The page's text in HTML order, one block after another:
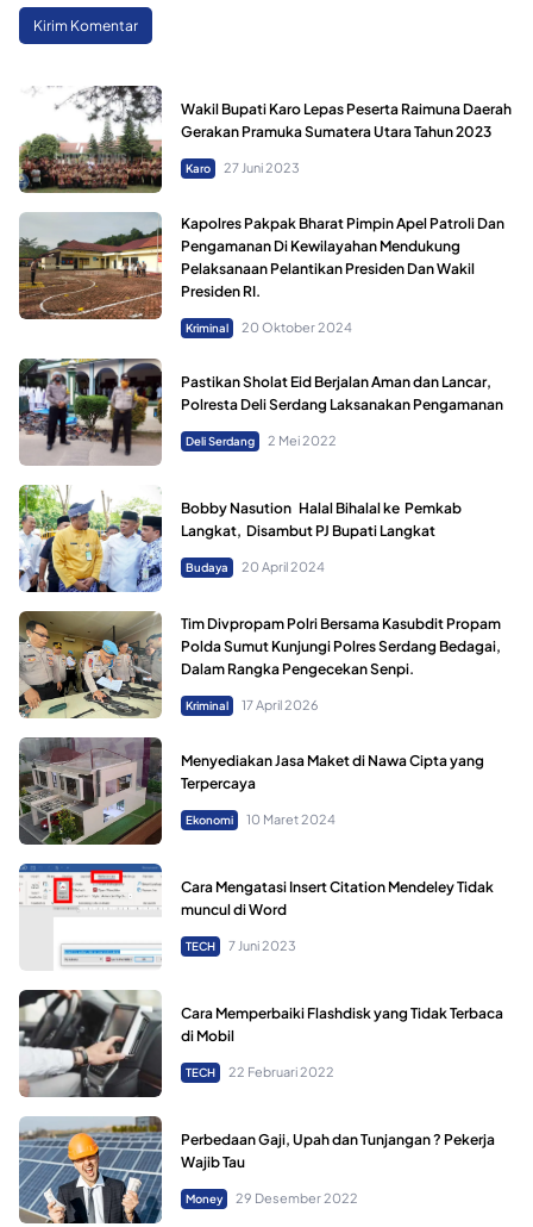
Wakil Bupati Karo Lepas Peserta Raimuna Daerah
Gerakan Pramuka Sumatera Utara Tahun 2023
Karo 27 Juni 2023
Kapolres Pakpak Bharat Pimpin Apel Patroli Dan
Pengamanan Di Kewilayahan Mendukung
Pelaksanaan Pelantikan Presiden Dan Wakil
Presiden RI.
Kriminal 20 Oktober 2024
Pastikan Sholat Eid Berjalan Aman dan Lancar,
Polresta Deli Serdang Laksanakan Pengamanan
Deli Serdang 2 Mei 2022
Bobby Nasution Halal Bihalal ke Pemkab
Langkat, Disambut PJ Bupati Langkat
Budaya 20 April 2024
Tim Divpropam Polri Bersama Kasubdit Propam
Polda Sumut Kunjungi Polres Serdang Bedagai,
Dalam Rangka Pengecekan Senpi.
Kriminal 17 April 2026
Menyediakan Jasa Maket di Nawa Cipta yang
Terpercaya
Ekonomi 10 Maret 2024
Cara Mengatasi Insert Citation Mendeley Tidak
muncul di Word
TECH 7 Juni 2023
Cara Memperbaiki Flashdisk yang Tidak Terbaca
di Mobil
TECH 22 Februari 2022
Perbedaan Gaji, Upah dan Tunjangan ? Pekerja
Wajib Tau
Money 29 Desember 2022